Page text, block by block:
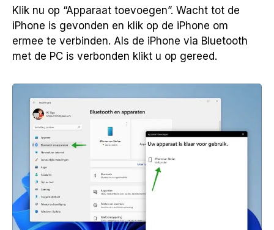
Klik nu op “Apparaat toevoegen”. Wacht tot de
iPhone is gevonden en klik op de iPhone om
ermee te verbinden. Als de iPhone via Bluetooth
met de PC is verbonden klikt u op gereed.